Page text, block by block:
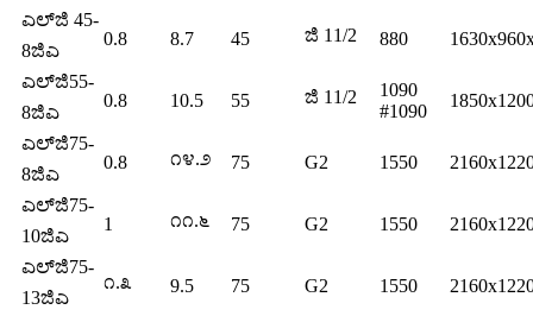
ಎಲ್‌ಜಿ 45-
8ಜಿಎ
0.8 8.7 45 ಜಿ 11/2 880
ಎಲ್‌ಜಿ55-
8ಜಿಎ
0.8 10.5 55 ಜಿ 11/2
1090
#1090
ಎಲ್‌ಜಿ75-
8ಜಿಎ
0.8 ೧೪.೨ 75 G2 1550
ಎಲ್‌ಜಿ75-
10ಜಿಎ
1 ೧೧.೬ 75 G2 1550
ಎಲ್‌ಜಿ75-
13ಜಿಎ
೧.೩ 9.5 75 G2 1550